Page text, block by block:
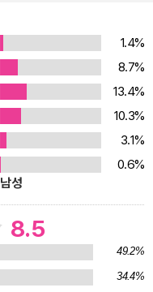
1.4%
8.7%
13.4%
10.3%
3.1%
0.6%
남성
8.5
49.2%
34.4%